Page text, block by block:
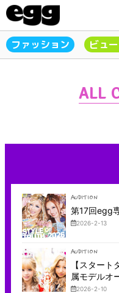
ファッション ビュ
ALL
AUDITION
第17回egg
2026-2-13
AUDITION
【スター
属モデルオ
2026-2-10